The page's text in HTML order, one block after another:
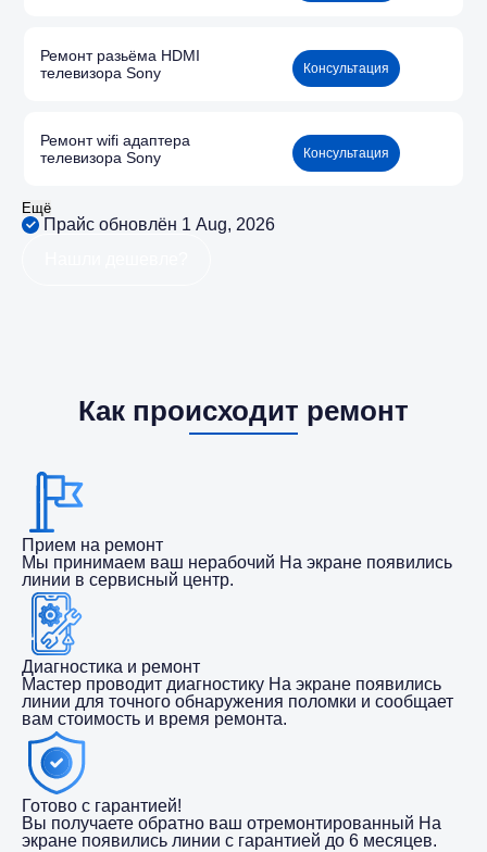
Ремонт разьёма HDMI
телевизора Sony
Консультация
Ремонт wifi адаптера
телевизора Sony
Консультация
Ещё
Прайс обновлён 1 Aug, 2026
Как происходит ремонт
Прием на ремонт
Мы принимаем ваш нерабочий На экране появились
линии в сервисный центр.
Диагностика и ремонт
Мастер проводит диагностику На экране появились
линии для точного обнаружения поломки и сообщает
вам стоимость и время ремонта.
Готово с гарантией!
Вы получаете обратно ваш отремонтированный На
экране появились линии с гарантией до 6 месяцев.